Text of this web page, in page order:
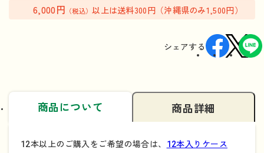
6,000円 （税込）以上は送料300円（沖縄県のみ1,500円）
シェアする
商品について 商品詳細
12本以上のご購入をご希望の場合は、 12本入りケース